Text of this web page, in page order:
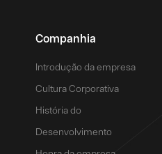
Companhia
Introdução da empresa
Cultura Corporativa
História do
Desenvolvimento